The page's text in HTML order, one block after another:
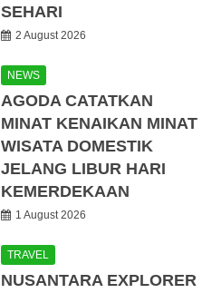
SEHARI
2 August 2026
NEWS
AGODA CATATKAN
MINAT KENAIKAN MINAT
WISATA DOMESTIK
JELANG LIBUR HARI
KEMERDEKAAN
1 August 2026
TRAVEL
NUSANTARA EXPLORER